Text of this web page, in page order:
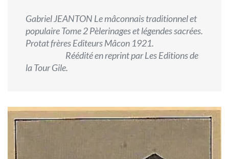
Gabriel JEANTON Le mâconnais traditionnel et
populaire Tome 2 Pèlerinages et légendes sacrées.
Protat frères Editeurs Mâcon 1921.
Réédité en reprint par Les Editions de
la Tour Gile.